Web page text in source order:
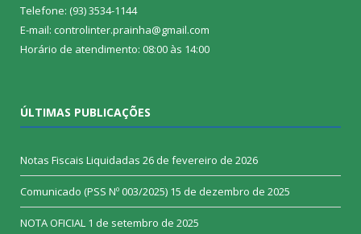
Telefone: (93) 3534-1144
E-mail: controlinter.prainha@gmail.com
Horário de atendimento: 08:00 às 14:00
ÚLTIMAS PUBLICAÇÕES
Notas Fiscais Liquidadas 26 de fevereiro de 2026
Comunicado (PSS Nº 003/2025) 15 de dezembro de 2025
NOTA OFICIAL 1 de setembro de 2025